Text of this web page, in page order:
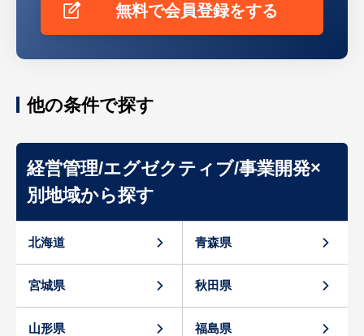
無料で会員登録をする
他の条件で探す
経営管理/エグゼクティブ/事業開発×
別地域から探す
北海道 青森県
宮城県 秋田県
山形県 福島県